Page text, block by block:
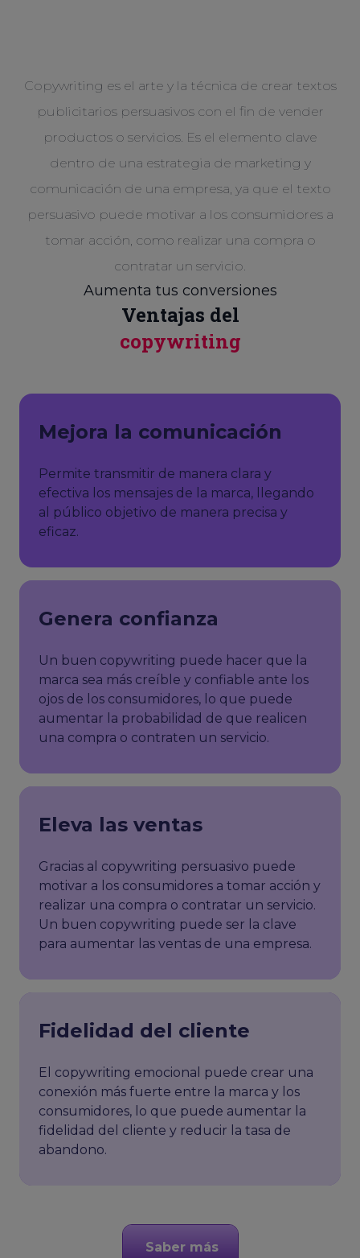
Copywriting es el arte y la técnica de crear textos
publicitarios persuasivos con el fin de vender
productos o servicios. Es el elemento clave
dentro de una estrategia de marketing y
comunicación de una empresa, ya que el texto
persuasivo puede motivar a los consumidores a
tomar acción, como realizar una compra o
contratar un servicio.
Aumenta tus conversiones
Ventajas del
copywriting
Mejora la comunicación
Permite transmitir de manera clara y
efectiva los mensajes de la marca, llegando
al público objetivo de manera precisa y
eficaz.
Genera confianza
Un buen copywriting puede hacer que la
marca sea más creíble y confiable ante los
ojos de los consumidores, lo que puede
aumentar la probabilidad de que realicen
una compra o contraten un servicio.
Eleva las ventas
Gracias al copywriting persuasivo puede
motivar a los consumidores a tomar acción y
realizar una compra o contratar un servicio.
Un buen copywriting puede ser la clave
para aumentar las ventas de una empresa.
Fidelidad del cliente
El copywriting emocional puede crear una
conexión más fuerte entre la marca y los
consumidores, lo que puede aumentar la
fidelidad del cliente y reducir la tasa de
abandono.
Saber más